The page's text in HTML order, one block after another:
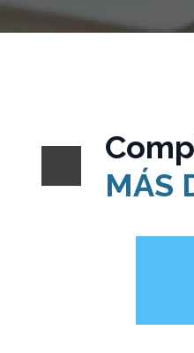
MÁS